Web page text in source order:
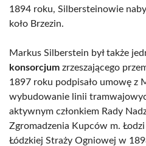
1894 roku, Silbersteinowie
koło Brzezin.
Markus Silberstein był także
konsorcjum zrzeszającego
1897 roku podpisało umowę z
wybudowanie linii
aktywnym członkiem Rady
Zgromadzenia Kupców m.
Łódzkiej Straży Ogniowej w